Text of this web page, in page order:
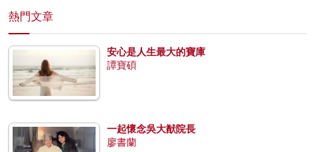
熱門文章
安心是人生最大的寶庫
譚寶碩
一起懷念吳大猷院長
廖書蘭